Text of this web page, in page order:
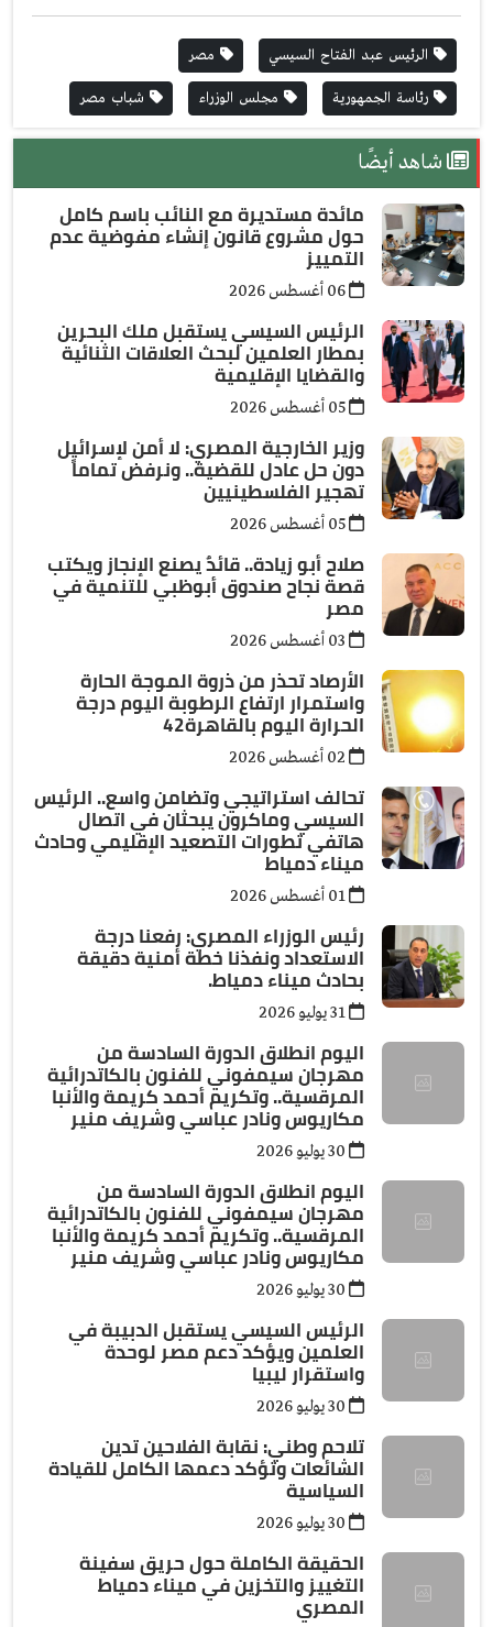
الرئيس عبد الفتاح السيسي
مصر
رئاسة الجمهورية
مجلس الوزراء شباب مصر
شاهد أيضًا
مائدة مستديرة مع النائب باسم كامل
حول مشروع قانون إنشاء مفوضية عدم
التمييز
الرئيس السيسي يستقبل ملك البحرين
بمطار العلمين لبحث العلاقات الثنائية
والقضايا الإقليمية
وزير الخارجية المصري: لا أمن لإسرائيل
دون حل عادل للقضية.. ونرفض تماماً
تهجير الفلسطينيين
صلاح أبو زيادة.. قائدٌ يصنع الإنجاز ويكتب
قصة نجاح صندوق أبوظبي للتنمية في
مصر
الأرصاد تحذر من ذروة الموجة الحارة
واستمرار ارتفاع الرطوبة اليوم درجة
الحرارة اليوم بالقاهرة42
تحالف استراتيجي وتضامن واسع.. الرئيس
السيسي وماكرون يبحثان في اتصال
هاتفي تطورات التصعيد الإقليمي وحادث
ميناء دمياط
رئيس الوزراء المصري: رفعنا درجة
الاستعداد ونفذنا خطة أمنية دقيقة
بحادث ميناء دمياط.
اليوم انطلاق الدورة السادسة من
مهرجان سيمفوني للفنون بالكاتدرائية
المرقسية.. وتكريم أحمد كريمة والأنبا
مكاريوس ونادر عباسي وشريف منير
اليوم انطلاق الدورة السادسة من
مهرجان سيمفوني للفنون بالكاتدرائية
المرقسية.. وتكريم أحمد كريمة والأنبا
مكاريوس ونادر عباسي وشريف منير
الرئيس السيسي يستقبل الدبيبة في
العلمين ويؤكد دعم مصر لوحدة
واستقرار ليبيا
تلاحم وطني: نقابة الفلاحين تدين
الشائعات وتؤكد دعمها الكامل للقيادة
السياسية
الحقيقة الكاملة حول حريق سفينة
التغييز والتخزين في ميناء دمياط
المصري